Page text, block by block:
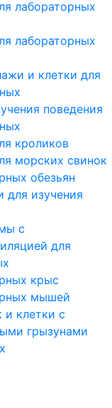
лабораторных
лабораторных
и клетки для
поведения
кроликов
морских свинок
обезьян
для изучения
с
для
крыс
мышей
и клетки с
грызунами